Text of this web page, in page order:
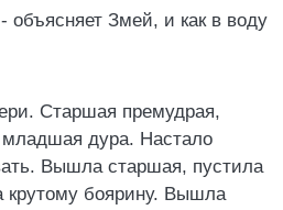
объясняет Змей, и как в воду
Старшая премудрая,
младшая дура. Hастало
Вышла старшая, пустила
крутому боярину. Вышла